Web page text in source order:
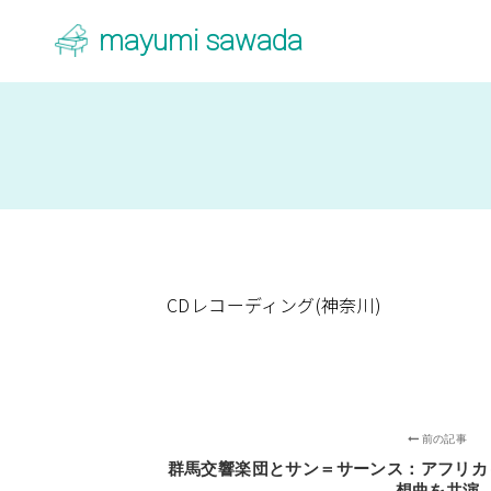
mayumi sawada
CDレコーディング(神奈川)
前の記事
群馬交響楽団とサン＝サーンス：アフリ